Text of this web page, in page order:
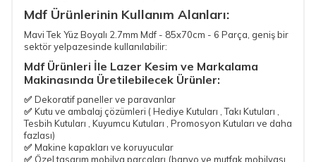
Mdf Ürünlerinin Kullanım Alanları:
Mavi Tek Yüz Boyalı 2.7mm Mdf - 85x70cm - 6 Parça , geniş bir
sektör yelpazesinde kullanılabilir:
Mdf Ürünleri İle Lazer Kesim ve Markalama
Makinasında Üretilebilecek Ürünler:
✅ Dekoratif paneller ve paravanlar
✅ Kutu ve ambalaj çözümleri ( Hediye Kutuları , Takı Kutuları ,
Tesbih Kutuları , Kuyumcu Kutuları , Promosyon Kutuları ve daha
fazlası)
✅ Makine kapakları ve koruyucular
✅ Özel tasarım mobilya parçaları (banyo ve mutfak mobilyası,